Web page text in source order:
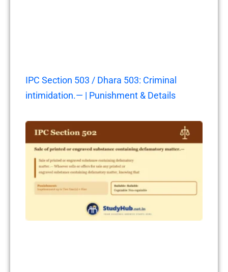
IPC Section 503 / Dhara 503: Criminal
intimidation.— | Punishment & Details